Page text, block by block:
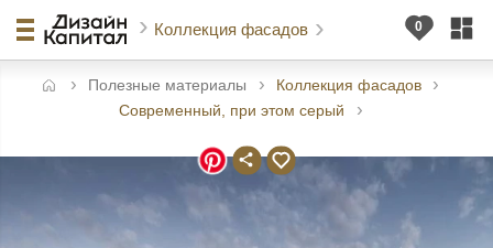
Коллекция фасадов
Полезные материалы
Коллекция фасадов
Современный, при этом серый